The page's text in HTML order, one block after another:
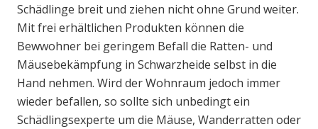
Schädlinge breit und ziehen nicht ohne Grund weiter.
Mit frei erhältlichen Produkten können die
Bewwohner bei geringem Befall die Ratten- und
Mäusebekämpfung in Schwarzheide selbst in die
Hand nehmen. Wird der Wohnraum jedoch immer
wieder befallen, so sollte sich unbedingt ein
Schädlingsexperte um die Mäuse, Wanderratten oder